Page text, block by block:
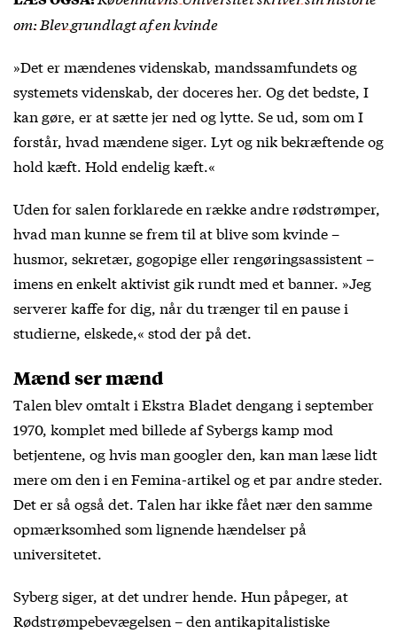
om: Blev grundlagt af en kvinde
»Det er mændenes videnskab, mandssamfundets og
systemets videnskab, der doceres her. Og det bedste, I
kan gøre, er at sætte jer ned og lytte. Se ud, som om I
forstår, hvad mændene siger. Lyt og nik bekræftende og
hold kæft. Hold endelig kæft.«
Uden for salen forklarede en række andre rødstrømper,
hvad man kunne se frem til at blive som kvinde –
husmor, sekretær, gogopige eller rengøringsassistent –
imens en enkelt aktivist gik rundt med et banner. »Jeg
serverer kaffe for dig, når du trænger til en pause i
studierne, elskede,« stod der på det.
Mænd ser mænd
Talen blev omtalt i Ekstra Bladet dengang i september
1970, komplet med billede af Sybergs kamp mod
betjentene, og hvis man googler den, kan man læse lidt
mere om den i en Femina-artikel og et par andre steder.
Det er så også det. Talen har ikke fået nær den samme
opmærksomhed som lignende hændelser på
universitetet.
Syberg siger, at det undrer hende. Hun påpeger, at
Rødstrømpebevægelsen – den antikapitalistiske